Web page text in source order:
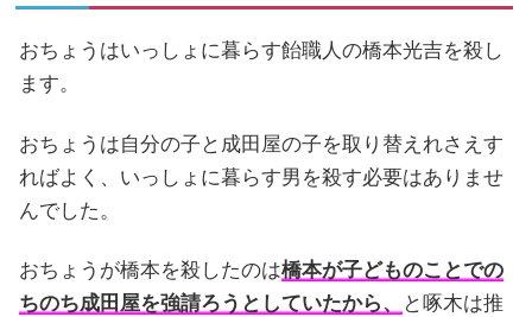
おちょうはいっしょに暮らす飴職人の橋本光吉を殺し
ます。
おちょうは自分の子と成田屋の子を取り替えれさえす
ればよく、いっしょに暮らす男を殺す必要はありませ
んでした。
おちょうが橋本を殺したのは橋本が子どものことでの
ちのち成田屋を強請ろうとしていたから、
と啄木は推